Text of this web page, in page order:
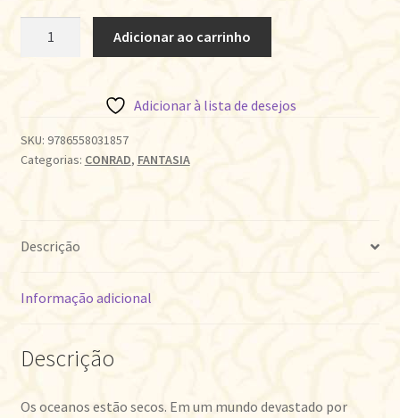
Adicionar ao carrinho
Adicionar à lista de desejos
SKU: 9786558031857
Categorias: CONRAD, FANTASIA
Descrição
Informação adicional
Descrição
Os oceanos estão secos. Em um mundo devastado por